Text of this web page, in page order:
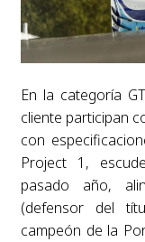
En la categoría
cliente participan
con
Project 1,
pasado año,
(defensor del
campeón de la